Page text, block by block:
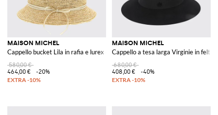
MAISON MICHEL
Cappello bucket Lila in rafia e lurex con fiocco
580,00 €
464,00 €
-20%
MAISON MICHEL
Cappello a tesa larga Virginie in feltro
680,00 €
408,00 €
-40%